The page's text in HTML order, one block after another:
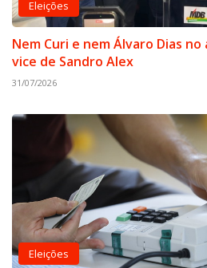
Eleições
Nem Curi e nem Álvaro Dias
vice de Sandro Alex
31/07/2026
Eleições